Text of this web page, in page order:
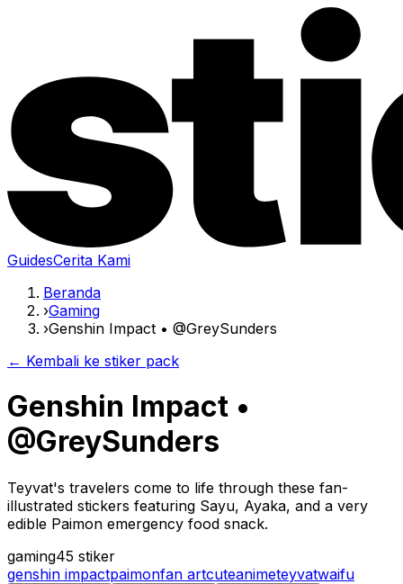
GuidesCerita Kami
Beranda
›Gaming
›Genshin Impact • @GreySunders
← Kembali ke stiker pack
Genshin Impact •
@GreySunders
Teyvat's travelers come to life through these fan-
illustrated stickers featuring Sayu, Ayaka, and a very
edible Paimon emergency food snack.
gaming45 stiker
genshin impactpaimonfan artcuteanimeteyvatwaifu